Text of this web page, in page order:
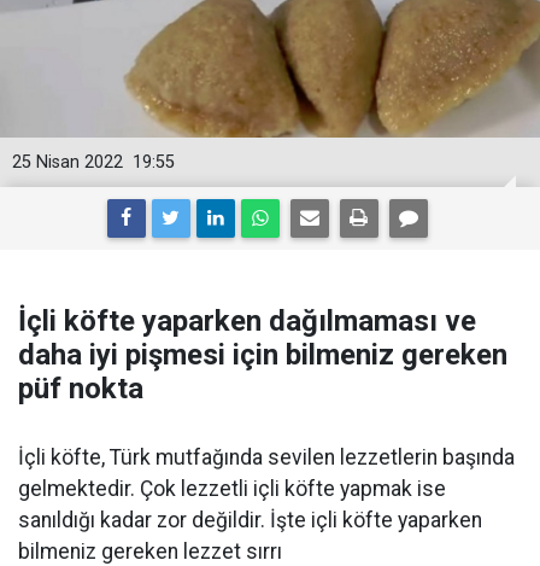
19:55
25 Nisan 2022
İçli köfte yaparken dağılmaması ve
daha iyi pişmesi için bilmeniz gereken
püf nokta
İçli köfte, Türk mutfağında sevilen lezzetlerin başında
gelmektedir. Çok lezzetli içli köfte yapmak ise
sanıldığı kadar zor değildir. İşte içli köfte yaparken
bilmeniz gereken lezzet sırrı